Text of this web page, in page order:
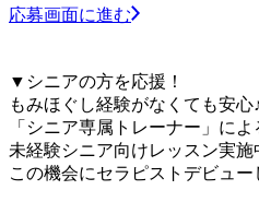
応募画面に進む
▼シニアの方を応援！
もみほぐし経験がなくても安心
「シニア専属トレーナー」によ
未経験シニア向けレッスン実施
この機会にセラピストデビュー